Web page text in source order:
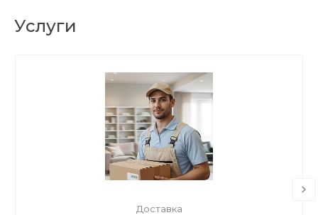
Услуги
Доставка